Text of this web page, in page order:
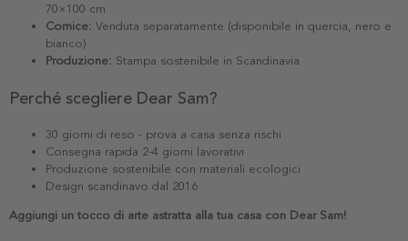
70×100 cm
Cornice: Venduta separatamente (disponibile in quercia, nero e
bianco)
Produzione: Stampa sostenibile in Scandinavia
Perché scegliere Dear Sam?
30 giorni di reso - prova a casa senza rischi
Consegna rapida 2-4 giorni lavorativi
Produzione sostenibile con materiali ecologici
Design scandinavo dal 2016
Aggiungi un tocco di arte astratta alla tua casa con Dear Sam!